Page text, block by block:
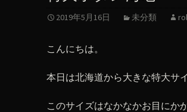
2019年5月16日 未分類
こんにちは。
本日は北海道から大きな特大サ
このサイズはなかなかお目にか